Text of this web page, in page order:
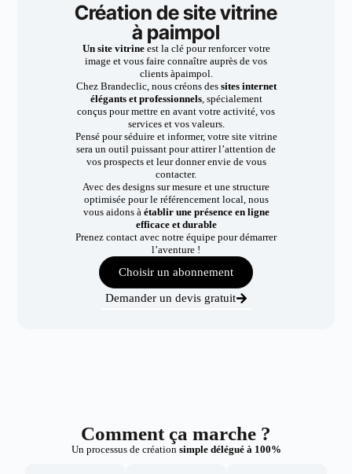
Création de site vitrine
à paimpol
Un site vitrineest la clé pour renforcer votre
image et vous faire connaître auprès de vos
clients àpaimpol.
Chez Brandeclic, nous créons dessites internet
élégants et professionnels, spécialement
conçus pour mettre en avant votre activité, vos
services et vos valeurs.
Pensé pour séduire et informer, votre site vitrine
sera un outil puissant pour attirer l’attention de
vos prospects et leur donner envie de vous
contacter.
Avec des designs sur mesure et une structure
optimisée pour le référencement local, nous
vous aidons à établir une présence en ligne
efficace et durable
Prenez contact avec notre équipe pour démarrer
l’aventure !
Choisir un abonnement
Demander un devis gratuit
Comment ça marche ?
Un processus de création simple délégué à 100%